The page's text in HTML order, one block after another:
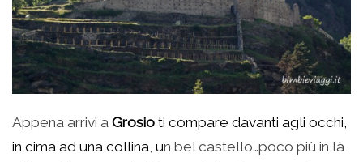
Appena arrivi a Grosio ti compare davanti agli occhi,
in cima ad una collina, un bel castello…poco più in là